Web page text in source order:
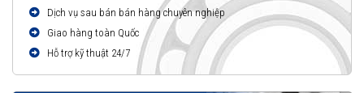
Dịch vụ sau bán bán hàng chuyên nghiệp
Giao hàng toàn Quốc
Hỗ trợ kỹ thuật 24/7